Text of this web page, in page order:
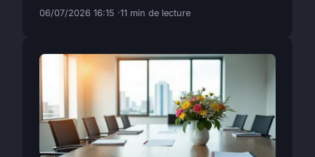
06/07/2026 16:15 11 min de lecture